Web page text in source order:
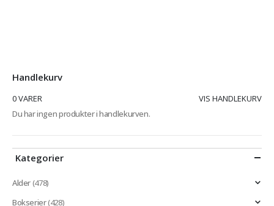
Handlekurv
0 VARER
VIS HANDLEKURV
Du har ingen produkter i handlekurven.
Kategorier
Alder(478)
Bokserier(428)